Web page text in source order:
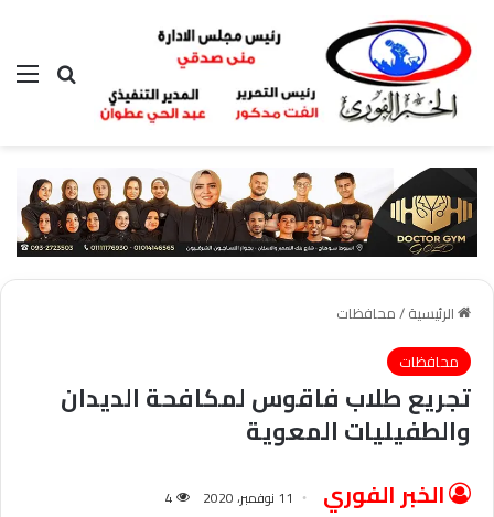
بحث عن
الرئيسية/محافظات
محافظات
تجريع طلاب فاقوس لمكافحة الديدان
والطفيليات المعوية
الخبر الفوري 11 نوفمبر، 2020 4